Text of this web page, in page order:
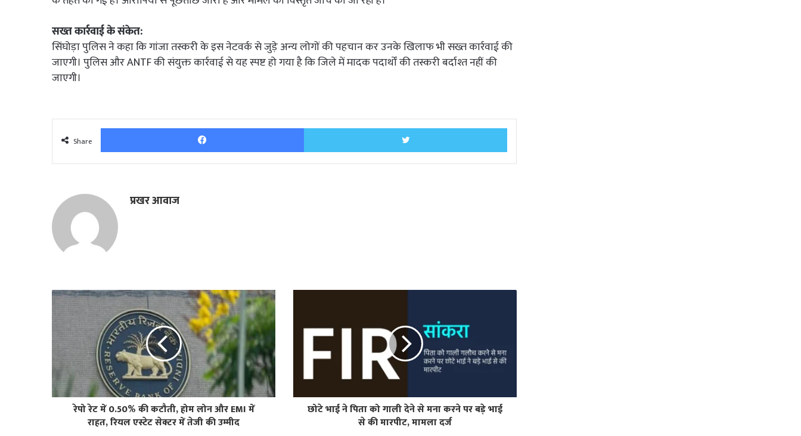
सख्त कार्रवाई के संकेत:
सिंघोड़ा पुलिस ने कहा कि गांजा तस्करी के इस नेटवर्क से जुड़े अन्य लोगों की पहचान कर उनके खिलाफ भी सख्त कार्रवाई की
जाएगी। पुलिस और ANTF की संयुक्त कार्रवाई से यह स्पष्ट हो गया है कि जिले में मादक पदार्थों की तस्करी बर्दाश्त नहीं की
जाएगी।
Share
Facebook Twitter
प्रखर आवाज
रेपो रेट में 0.50% की कटौती, होम लोन और EMI में
राहत, रियल एस्टेट सेक्टर में तेजी की उम्मीद
छोटे भाई ने पिता को गाली देने से मना करने पर बड़े भाई
से की मारपीट, मामला दर्ज